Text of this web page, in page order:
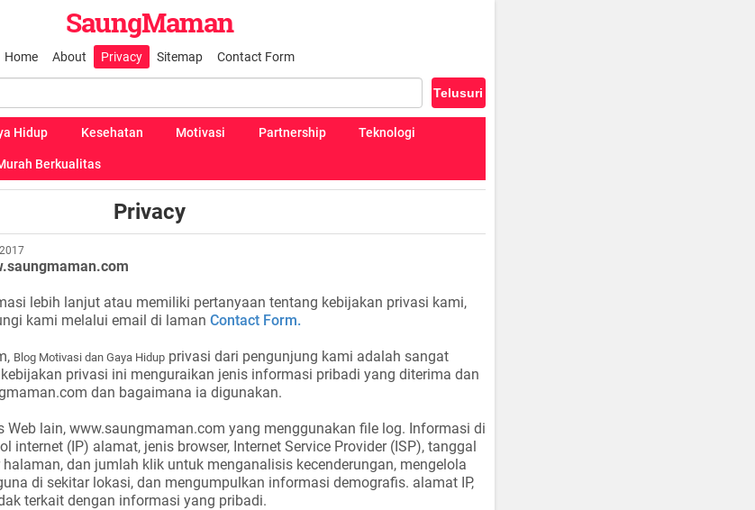
SaungMaman
Home About Privacy Sitemap Contact Form
Hidup Kesehatan Motivasi Partnership Teknologi
Berkualitas
Privacy
lebih lanjut atau memiliki pertanyaan tentang kebijakan privasi kami,
kami melalui email di laman Contact Form.
Blog Motivasi dan Gaya Hidupprivasi dari pengunjung kami adalah sangat
privasi ini menguraikan jenis informasi pribadi yang diterima dan
dan bagaimana ia digunakan.
lain, www.saungmaman.com yang menggunakan file log. Informasi di
internet (IP) alamat, jenis browser, Internet Service Provider (ISP), tanggal
dan jumlah klik untuk menganalisis kecenderungan, mengelola
di sekitar lokasi, dan mengumpulkan informasi demografis. alamat IP,
terkait dengan informasi yang pribadi.